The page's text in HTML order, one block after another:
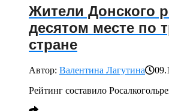
Жители Донского
десятом месте по
стране
Автор: Валентина Лагутина
Рейтинг составило